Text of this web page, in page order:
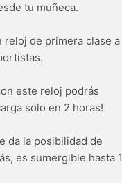
tu muñeca.
reloj de primera clase a
este reloj podrás
solo en 2 horas!
da la posibilidad de
es sumergible hasta 1